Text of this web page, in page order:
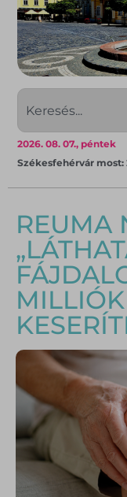
2026. 08. 07., péntek
Székesfehérvár most:
REUMA